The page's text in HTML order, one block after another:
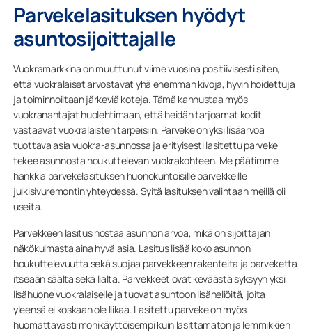
Parvekelasituksen hyödyt
asuntosijoittajalle
Vuokramarkkina on muuttunut viime vuosina positiivisesti siten,
että vuokralaiset arvostavat yhä enemmän kivoja, hyvin hoidettuja
ja toiminnoiltaan järkeviä koteja. Tämä kannustaa myös
vuokranantajat huolehtimaan, että heidän tarjoamat kodit
vastaavat vuokralaisten tarpeisiin. Parveke on yksi lisäarvoa
tuottava asia vuokra-asunnossa ja erityisesti lasitettu parveke
tekee asunnosta houkuttelevan vuokrakohteen. Me päätimme
hankkia parvekelasituksen huonokuntoisille parvekkeille
julkisivuremontin yhteydessä. Syitä lasituksen valintaan meillä oli
useita.
Parvekkeen lasitus nostaa asunnon arvoa, mikä on sijoittajan
näkökulmasta aina hyvä asia. Lasitus lisää koko asunnon
houkuttelevuutta sekä suojaa parvekkeen rakenteita ja parveketta
itseään säältä sekä lialta. Parvekkeet ovat keväästä syksyyn yksi
lisähuone vuokralaiselle ja tuovat asuntoon lisäneliöitä, joita
yleensä ei koskaan ole liikaa. Lasitettu parveke on myös
huomattavasti monikäyttöisempi kuin lasittamaton ja lemmikkien